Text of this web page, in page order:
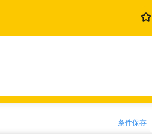
条件保存